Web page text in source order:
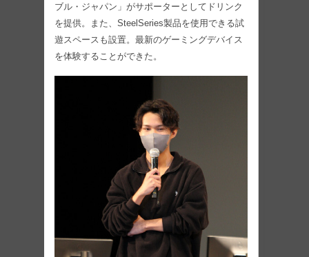
ブル・ジャパン」がサポーターとしてドリンク
を提供。また、SteelSeries製品を使用できる試
遊スペースも設置。最新のゲーミングデバイス
を体験することができた。